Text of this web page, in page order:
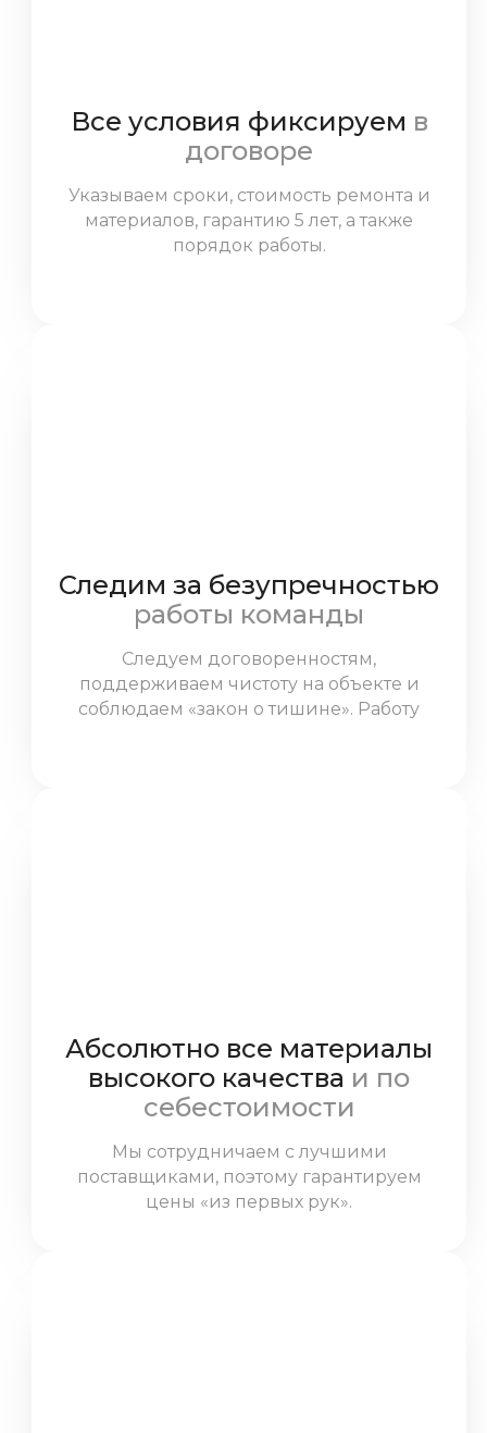
Все условия фиксируем в
договоре
Указываем сроки, стоимость ремонта и
материалов, гарантию 5 лет, а также
порядок работы.
Следим за безупречностью
работы команды
Следуем договоренностям,
поддерживаем чистоту на объекте и
соблюдаем «закон о тишине». Работу
Абсолютно все материалы
высокого качества и по
себестоимости
Мы сотрудничаем с лучшими
поставщиками, поэтому гарантируем
цены «из первых рук».